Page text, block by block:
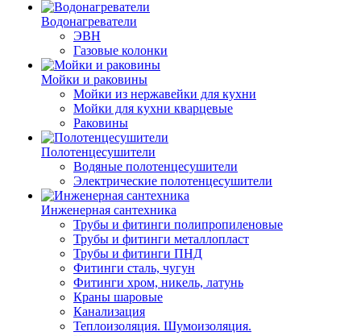
Водонагреватели
ЭВН
Газовые колонки
Мойки и раковины
Мойки из нержавейки для кухни
Мойки для кухни кварцевые
Раковины
Полотенцесушители
Водяные полотенцесушители
Электрические полотенцесушители
Инженерная сантехника
Трубы и фитинги полипропиленовые
Трубы и фитинги металлопласт
Трубы и фитинги ПНД
Фитинги сталь, чугун
Фитинги хром, никель, латунь
Краны шаровые
Канализация
Теплоизоляция. Шумоизоляция.